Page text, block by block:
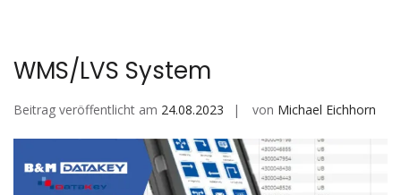
k p
WMS/LVS System
Beitrag veröffentlicht am 24.08.2023 von Michael Eichhorn